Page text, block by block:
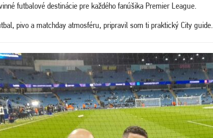
futbalové destinácie pre každého fanúšika Premier League.
pivo a matchday atmosféru, pripravil som ti praktický City guide.